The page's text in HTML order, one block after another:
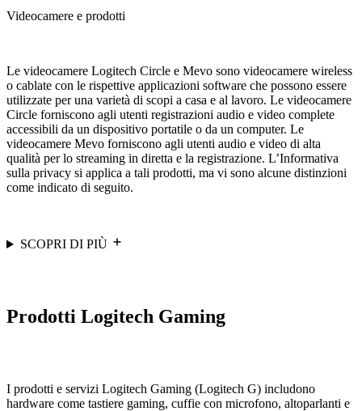
Videocamere e prodotti
Le videocamere Logitech Circle e Mevo sono videocamere wireless
o cablate con le rispettive applicazioni software che possono essere
utilizzate per una varietà di scopi a casa e al lavoro. Le videocamere
Circle forniscono agli utenti registrazioni audio e video complete
accessibili da un dispositivo portatile o da un computer. Le
videocamere Mevo forniscono agli utenti audio e video di alta
qualità per lo streaming in diretta e la registrazione. L’Informativa
sulla privacy si applica a tali prodotti, ma vi sono alcune distinzioni
come indicato di seguito.
SCOPRI DI PIÙ
Prodotti Logitech Gaming
I prodotti e servizi Logitech Gaming (Logitech G) includono
hardware come tastiere gaming, cuffie con microfono, altoparlanti e